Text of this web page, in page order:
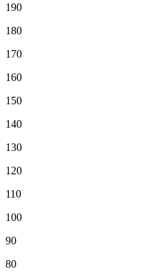
190
180
170
160
150
140
130
120
110
100
90
80